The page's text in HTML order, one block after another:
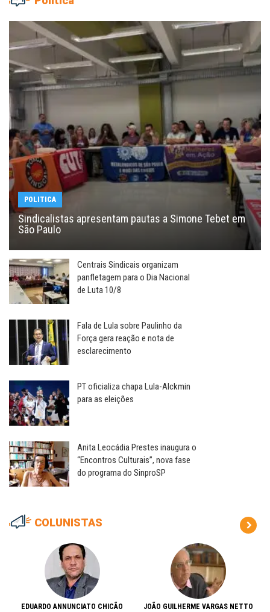
POLITICA
Sindicalistas apresentam pautas a Simone Tebet em
São Paulo
Centrais Sindicais organizam
panfletagem para o Dia Nacional
de Luta 10/8
Fala de Lula sobre Paulinho da
Força gera reação e nota de
esclarecimento
PT oficializa chapa Lula-Alckmin
para as eleições
Anita Leocádia Prestes inaugura o
“Encontros Culturais”, nova fase
do programa do SinproSP
COLUNISTAS
EDUARDO ANNUNCIATO CHICÃO JOÃO GUILHERME VARGAS NETTO